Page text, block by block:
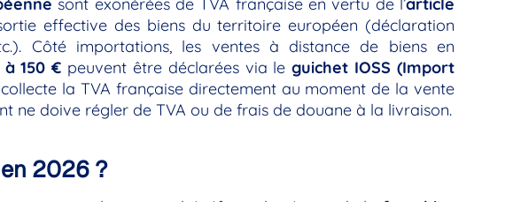
sont exonérées de TVA française en vertu de l’article
effective des biens du territoire européen (déclaration
Côté importations, les ventes à distance de biens en
150 € peuvent être déclarées via leguichet IOSS (Import
collecte la TVA française directement au moment de la vente
ne doive régler de TVA ou de frais de douane à la livraison.
2026 ?